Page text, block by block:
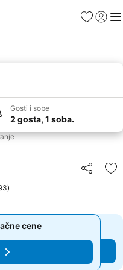
FavoritiPrijavi
Gosti i sobe
2 gosta, 1 soba.
Deli
)
cene
cene